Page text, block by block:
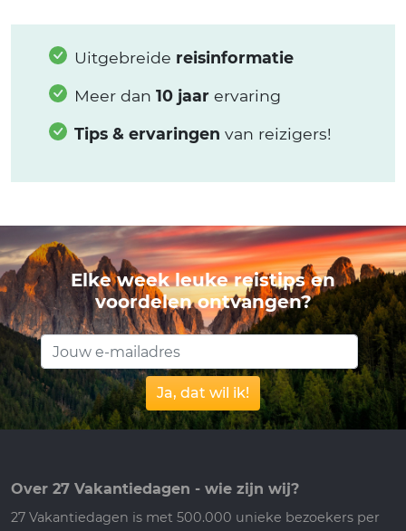
Uitgebreide reisinformatie
Meer dan 10 jaar ervaring
Tips & ervaringen van reizigers!
Elke week leuke reistips en
voordelen ontvangen?
Ja, dat wil ik!
Over 27 Vakantiedagen - wie zijn wij?
27 Vakantiedagen is met 500.000 unieke bezoekers per